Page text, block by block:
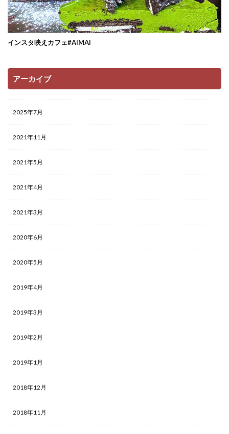
インスタ映えカフェ#AIMAI
アーカイブ
2025年7月
2021年11月
2021年5月
2021年4月
2021年3月
2020年6月
2020年5月
2019年4月
2019年3月
2019年2月
2019年1月
2018年12月
2018年11月